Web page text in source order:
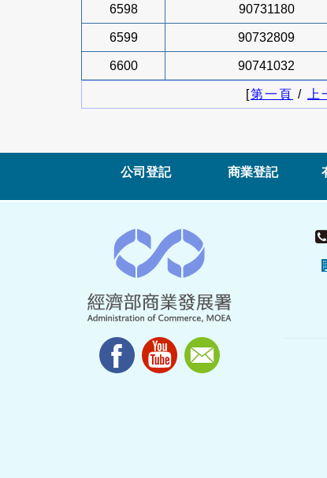
6598 90731180
6599 90732809
6600 90741032
[第一頁 / 上
公司登記 商業登記